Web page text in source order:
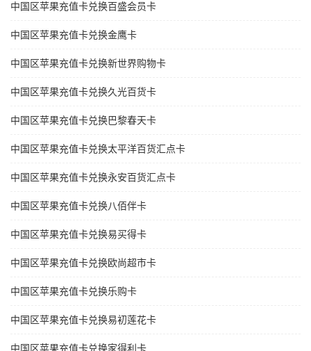
中国区苹果充值卡兑换百盛会员卡
中国区苹果充值卡兑换金鹰卡
中国区苹果充值卡兑换新世界购物卡
中国区苹果充值卡兑换久光百货卡
中国区苹果充值卡兑换巴黎春天卡
中国区苹果充值卡兑换太平洋百货汇点卡
中国区苹果充值卡兑换永安百货汇点卡
中国区苹果充值卡兑换八佰伴卡
中国区苹果充值卡兑换易买得卡
中国区苹果充值卡兑换欧尚超市卡
中国区苹果充值卡兑换乐购卡
中国区苹果充值卡兑换易初莲花卡
中国区苹果充值卡兑换家得利卡